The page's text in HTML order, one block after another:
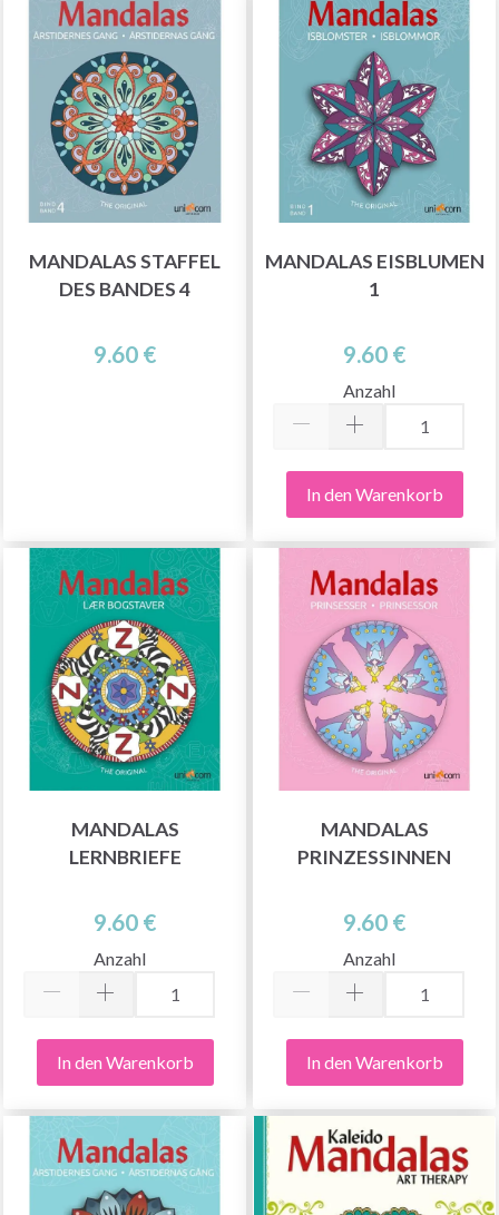
MANDALAS STAFFEL
DES BANDES 4
9.60 €
MANDALAS EISBLUMEN
1
9.60 €
Anzahl
In den Warenkorb
MANDALAS
LERNBRIEFE
9.60 €
Anzahl
In den Warenkorb
MANDALAS
PRINZESSINNEN
9.60 €
Anzahl
In den Warenkorb